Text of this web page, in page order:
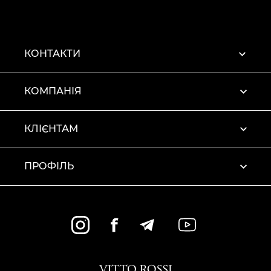
КОНТАКТИ
КОМПАНІЯ
КЛІЄНТАМ
ПРОФІЛЬ